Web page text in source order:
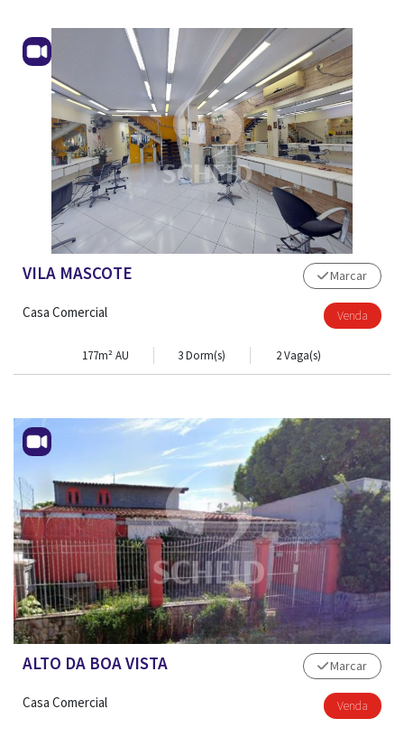
VILA MASCOTE
Casa Comercial
Marcar
Venda
177m² AU 3 Dorm(s) 2 Vaga(s)
ALTO DA BOA VISTA
Casa Comercial
Marcar
Venda